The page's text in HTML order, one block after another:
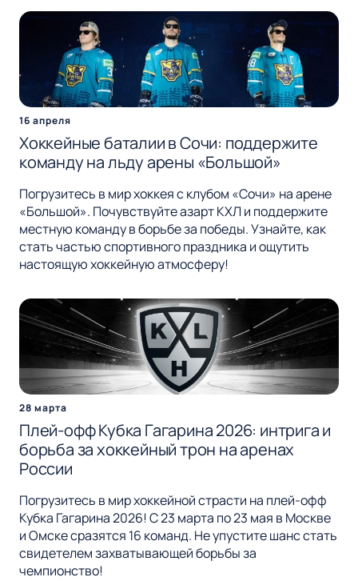
16 апреля
Хоккейные баталии в Сочи: поддержите
команду на льду арены «Большой»
Погрузитесь в мир хоккея с клубом «Сочи» на арене
«Большой». Почувствуйте азарт КХЛ и поддержите
местную команду в борьбе за победы. Узнайте, как
стать частью спортивного праздника и ощутить
настоящую хоккейную атмосферу!
28 марта
Плей-офф Кубка Гагарина 2026: интрига и
борьба за хоккейный трон на аренах
России
Погрузитесь в мир хоккейной страсти на плей-офф
Кубка Гагарина 2026! С 23 марта по 23 мая в Москве
и Омске сразятся 16 команд. Не упустите шанс стать
свидетелем захватывающей борьбы за
чемпионство!